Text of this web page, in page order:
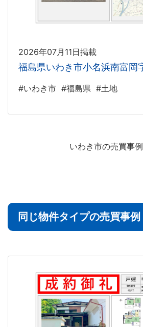
2026年07月11日掲載
福島県いわき市小名浜南富岡
#いわき市 #福島県 #土地
いわき市の売買事
同じ物件タイプの売買事例